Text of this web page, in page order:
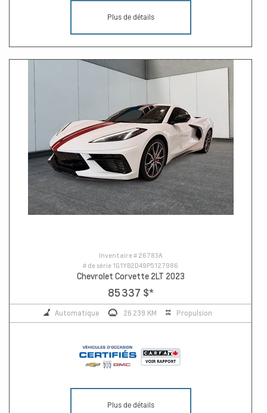
Plus de détails
Inventaire # 26783A
# de série 1G1YB2D49P5127986
Chevrolet Corvette 2LT 2023
85 337 $*
Automatique 26 239 KM Propulsion
Plus de détails